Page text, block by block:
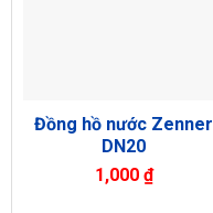
Đồng hồ nước Zenner
DN20
1,000 ₫